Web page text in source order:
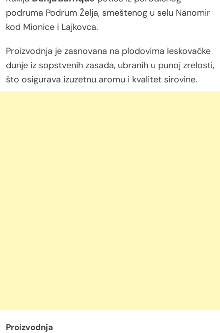
podruma Podrum Želja, smeštenog u selu Nanomir
kod Mionice i Lajkovca.
Proizvodnja je zasnovana na plodovima leskovačke
dunje iz sopstvenih zasada, ubranih u punoj zrelosti,
što osigurava izuzetnu aromu i kvalitet sirovine.
Proizvodnja